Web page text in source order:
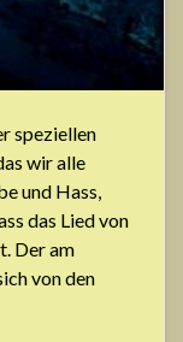
speziellen
wir alle
und Hass,
das Lied von
Der am
von den